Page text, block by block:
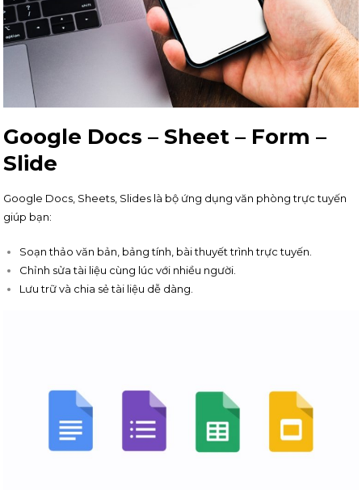
Google Docs – Sheet – Form –
Slide
Google Docs, Sheets, Slides là bộ ứng dụng văn phòng trực tuyến
giúp bạn:
Soạn thảo văn bản, bảng tính, bài thuyết trình trực tuyến.
Chỉnh sửa tài liệu cùng lúc với nhiều người.
Lưu trữ và chia sẻ tài liệu dễ dàng.